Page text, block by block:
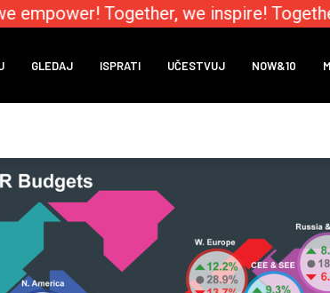
Together, we inspire!
GLEDAJ ISPRATI UČESTVUJ NOW&10